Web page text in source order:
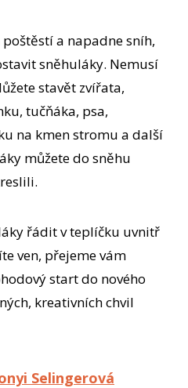
poštěstí a napadne sníh,
sněhuláky. Nemusí
stavět zvířata,
tučňáka, psa,
na kmen stromu a další
můžete do sněhu
řádit v teplíčku uvnitř
ven, přejeme vám
start do nového
kreativních chvil
Selingerová